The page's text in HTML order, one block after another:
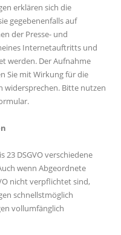
erklären sich die
gegebenenfalls auf
der Presse- und
Internetauftritts und
werden. Der Aufnahme
Sie mit Wirkung für die
widersprechen. Bitte nutzen
23 DSGVO verschiedene
wenn Abgeordnete
nicht verpflichtet sind,
schnellstmöglich
vollumfänglich